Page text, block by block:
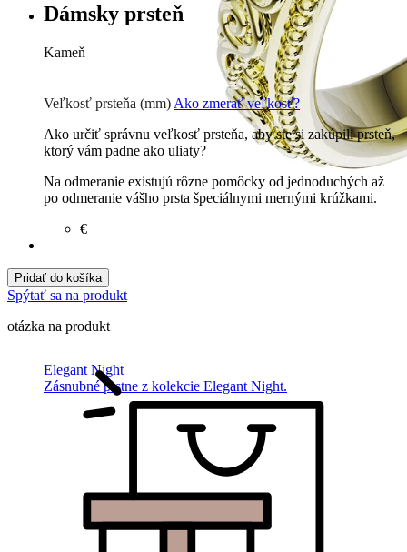
Elegant Night
Zásnubné prstne z kolekcie Elegant Night.
Dámsky prsteň
Kameň
Briliant G-H/Si1-2
972
€
Veľkosť prsteňa (mm) Ako zmerať veľkosť?
Ako určiť správnu veľkosť prsteňa, aby ste si zakúpili prsteň,
ktorý vám padne ako uliaty?
Na odmeranie existujú rôzne pomôcky od jednoduchých až
po odmeranie vášho prsta špeciálnymi mernými krúžkami.
€
Pridať do košíka
Spýtať sa na produkt
otázka na produkt